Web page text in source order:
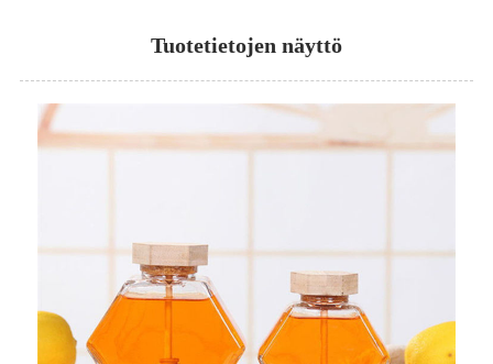
Tuotetietojen näyttö